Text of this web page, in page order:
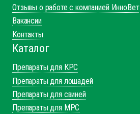
Отзывы о работе с компанией ИнноВет
Вакансии
Контакты
Каталог
Препараты для КРС
Препараты для лошадей
Препараты для свиней
Препараты для МРС